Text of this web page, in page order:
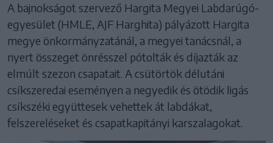
A bajnokságot szervező Hargita Megyei Labdarúgó-
egyesület (HMLE, AJF Harghita) pályázott Hargita
megye önkormányzatánál, a megyei tanácsnál, a
nyert összeget önrésszel pótolták és díjazták az
elmúlt szezon csapatait. A csütörtök délutáni
csíkszeredai eseményen a negyedik és ötödik ligás
csíkszéki együttesek vehettek át labdákat,
felszereléseket és csapatkapitányi karszalagokat.